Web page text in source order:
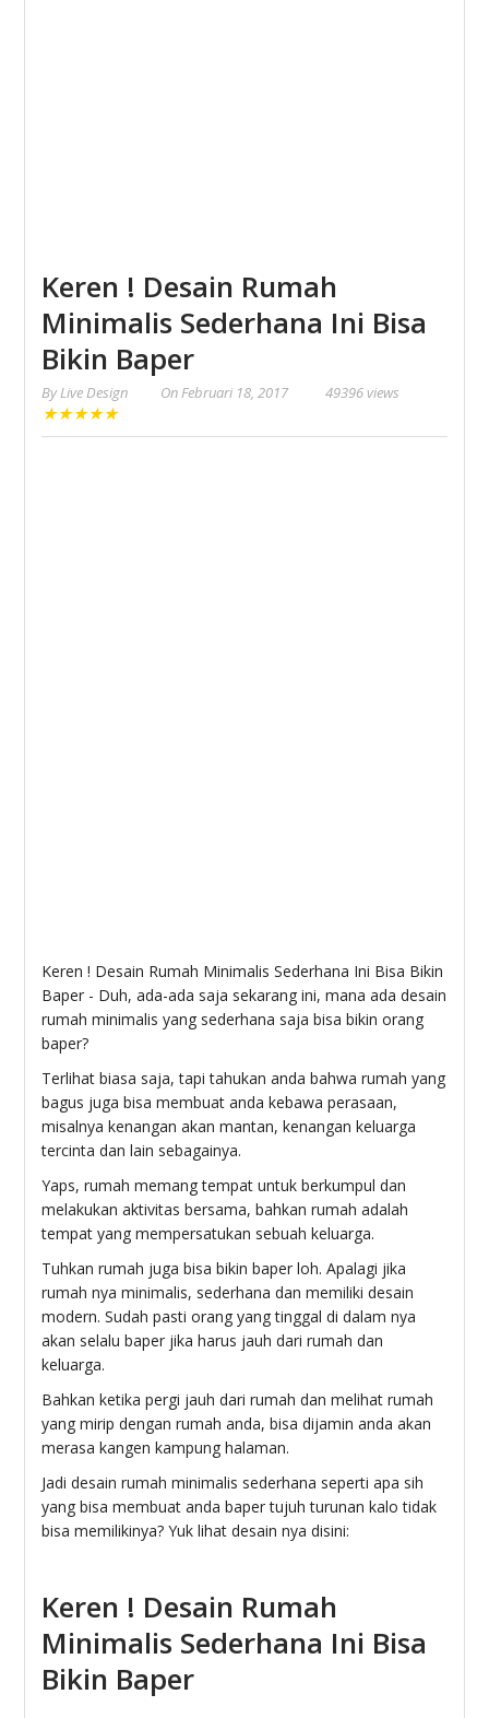
Keren ! Desain Rumah
Minimalis Sederhana Ini Bisa
Bikin Baper
ByLive Design OnFebruari 18, 2017 49396 views
★★★★★
Keren ! Desain Rumah Minimalis Sederhana Ini Bisa Bikin
Baper - Duh, ada-ada saja sekarang ini, mana ada desain
rumah minimalis yang sederhana saja bisa bikin orang
baper?
Terlihat biasa saja, tapi tahukan anda bahwa rumah yang
bagus juga bisa membuat anda kebawa perasaan,
misalnya kenangan akan mantan, kenangan keluarga
tercinta dan lain sebagainya.
Yaps, rumah memang tempat untuk berkumpul dan
melakukan aktivitas bersama, bahkan rumah adalah
tempat yang mempersatukan sebuah keluarga.
Tuhkan rumah juga bisa bikin baper loh. Apalagi jika
rumah nya minimalis, sederhana dan memiliki desain
modern. Sudah pasti orang yang tinggal di dalam nya
akan selalu baper jika harus jauh dari rumah dan
keluarga.
Bahkan ketika pergi jauh dari rumah dan melihat rumah
yang mirip dengan rumah anda, bisa dijamin anda akan
merasa kangen kampung halaman.
Jadi desain rumah minimalis sederhana seperti apa sih
yang bisa membuat anda baper tujuh turunan kalo tidak
bisa memilikinya? Yuk lihat desain nya disini:
Keren ! Desain Rumah
Minimalis Sederhana Ini Bisa
Bikin Baper